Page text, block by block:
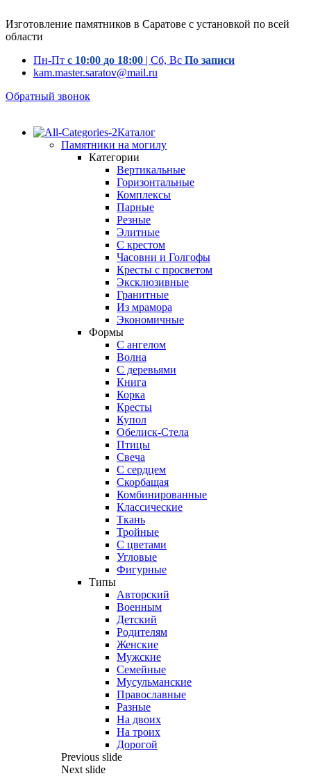
Изготовление памятников в Саратове с установкой по всей
области
Пн-Пт с 10:00 до 18:00 | Сб, Вс По записи
kam.master.saratov@mail.ru
Обратный звонок
Каталог
Памятники на могилу
Категории
Вертикальные
Горизонтальные
Комплексы
Парные
Резные
Элитные
С крестом
Часовни и Голгофы
Кресты с просветом
Эксклюзивные
Гранитные
Из мрамора
Экономичные
Формы
С ангелом
Волна
С деревьями
Книга
Корка
Кресты
Купол
Обелиск-Стела
Птицы
Свеча
С сердцем
Скорбащая
Комбинированные
Классические
Ткань
Тройные
С цветами
Угловые
Фигурные
Типы
Авторский
Военным
Детский
Родителям
Женские
Мужские
Семейные
Мусульманские
Православные
Разные
На двоих
На троих
Дорогой
Previous slide
Next slide